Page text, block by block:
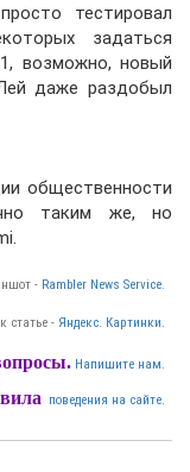
тестировал
задаться
возможно, новый
даже раздобыл
общественности
таким же, но
- Rambler News Service.
статье - Яндекс. Картинки.
Напишите нам.
поведения на сайте.